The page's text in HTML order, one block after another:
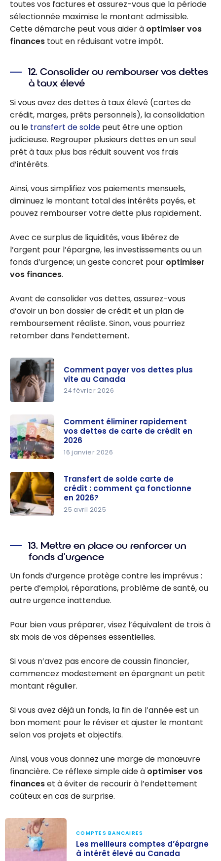
toutes vos factures et assurez-vous que la période
sélectionnée maximise le montant admissible.
Cette démarche peut vous aider à optimiser vos
finances tout en réduisant votre impôt.
12. Consolider ou rembourser vos dettes
à taux élevé
Si vous avez des dettes à taux élevé (cartes de
crédit, marges, prêts personnels), la consolidation
ou le transfert de solde peut être une option
judicieuse. Regrouper plusieurs dettes en un seul
prêt à taux plus bas réduit souvent vos frais
d’intérêts.
Ainsi, vous simplifiez vos paiements mensuels,
diminuez le montant total des intérêts payés, et
pouvez rembourser votre dette plus rapidement.
Avec ce surplus de liquidités, vous libérez de
l’argent pour l’épargne, les investissements ou un
fonds d’urgence; un geste concret pour optimiser
vos finances.
Avant de consolider vos dettes, assurez-vous
d’avoir un bon dossier de crédit et un plan de
remboursement réaliste. Sinon, vous pourriez
retomber dans l’endettement.
payer vos
dettes plus
vite au
Canada
Comment payer vos dettes plus
vite au Canada
24 février 2026
éliminer
rapidemen
t vos
dettes de
crédit en
Comment éliminer rapidement
vos dettes de carte de crédit en
2026
16 janvier 2026
carte de
crédit :
comment
ça
fonctionne
en 2026?
Transfert de solde carte de
crédit : comment ça fonctionne
en 2026?
25 avril 2025
13. Mettre en place ou renforcer un
fonds d’urgence
Un fonds d’urgence protège contre les imprévus :
perte d’emploi, réparations, problème de santé, ou
autre urgence inattendue.
Pour bien vous préparer, visez l’équivalent de trois à
six mois de vos dépenses essentielles.
Si vous n’avez pas encore de coussin financier,
commencez modestement en épargnant un petit
montant régulier.
Si vous avez déjà un fonds, la fin de l’année est un
bon moment pour le réviser et ajuster le montant
selon vos projets et objectifs.
Ainsi, vous vous donnez une marge de manœuvre
financière. Ce réflexe simple aide à optimiser vos
financeset à éviter de recourir à l’endettement
coûteux en cas de surprise.
COMPTES BANCAIRES
Les meilleurs comptes d’épargne
à intérêt élevé au Canada